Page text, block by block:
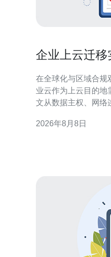
企业上云迁移
在全球化与区域合规
业云作为上云目的地
文从数据主权、网络
程中降低风险、满足监管
2026年8月8日